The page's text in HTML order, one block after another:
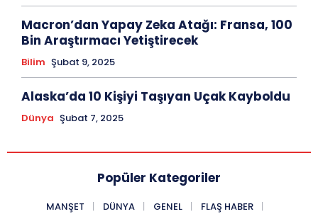
Macron’dan Yapay Zeka Atağı: Fransa, 100
Bin Araştırmacı Yetiştirecek
Bilim Şubat 9, 2025
Alaska’da 10 Kişiyi Taşıyan Uçak Kayboldu
Dünya Şubat 7, 2025
Popüler Kategoriler
MANŞET DÜNYA GENEL
FLAŞ HABER